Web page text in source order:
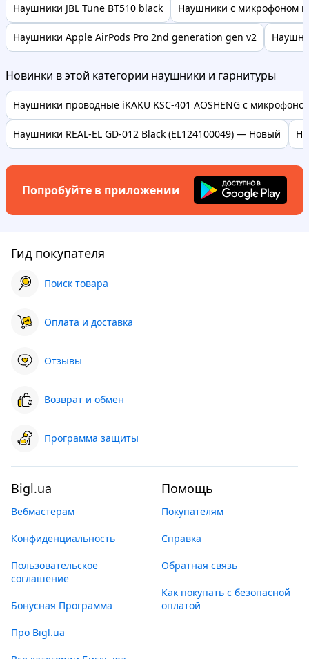
Наушники JBL Tune BT510 black Наушники с микрофоном
Наушники Apple AirPods Pro 2nd generation gen v2
Новинки в этой категории наушники и гарнитуры
Наушники проводные iKAKU KSC-401 AOSHENG с
Наушники REAL-EL GD-012 Black (EL124100049) — Новый
Попробуйте в приложении
Гид покупателя
Поиск товара
Оплата и доставка
Отзывы
Возврат и обмен
Программа защиты
Bigl.ua
Вебмастерам
Конфиденциальность
Пользовательское
соглашение
Бонусная Программа
Про Bigl.ua
Помощь
Покупателям
Справка
Обратная связь
Как покупать с безопасной
оплатой